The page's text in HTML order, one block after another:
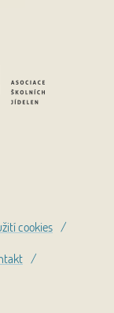
cookies /
/